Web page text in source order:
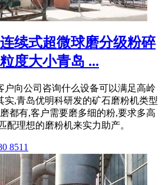
续式超微球磨分级粉碎
度大小青岛 ...
户向公司咨询什么设备可以满足高岭
实,青岛优明科研发的矿石磨粉机类型
都有,客户需要磨多细的粉,要求多高
配理想的磨粉机来实力助产。
8511